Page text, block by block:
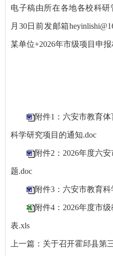
电子稿由所在各地各校科
月30日前发邮箱
某单位+2026年市级项目申报
附件1：六安市教育
科学研究项目的通知.doc
附件2：2026年度六
题.doc
附件3：六安市教育
附件4：2026年度市
表.xls
上一篇： 关于召开霍邱县第